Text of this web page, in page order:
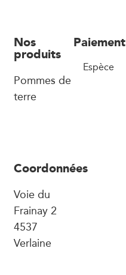
Nos
produits
Pommes de
terre
Paiement
Espèce
Coordonnées
Voie du
Frainay 2
4537
Verlaine